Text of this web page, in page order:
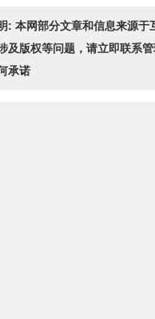
: 本网部分文章和信息来源
及版权等问题，请立即联系
承诺